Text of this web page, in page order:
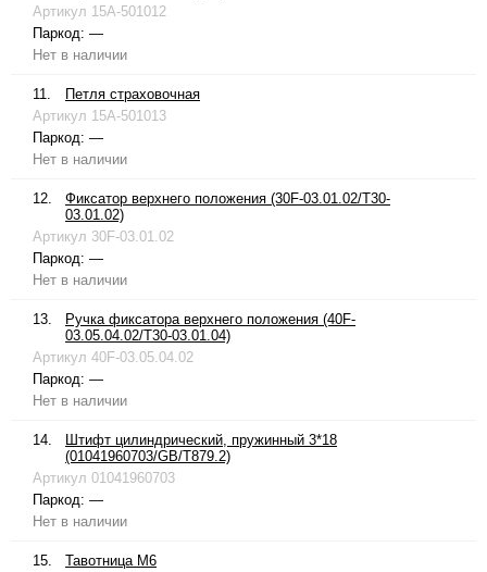
Артикул 15A-501012
Паркод: —
Нет в наличии
11.
Петля страховочная
Артикул 15A-501013
Паркод: —
Нет в наличии
12.
Фиксатор верхнего положения (30F-03.01.02/T30-
03.01.02)
Артикул 30F-03.01.02
Паркод: —
Нет в наличии
13.
Ручка фиксатора верхнего положения (40F-
03.05.04.02/T30-03.01.04)
Артикул 40F-03.05.04.02
Паркод: —
Нет в наличии
14.
Штифт цилиндрический, пружинный 3*18
(01041960703/GB/T879.2)
Артикул 01041960703
Паркод: —
Нет в наличии
15.
Тавотница М6